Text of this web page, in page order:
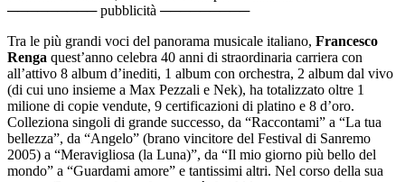
───────── pubblicità ─────────
Tra le più grandi voci del panorama musicale italiano, Francesco
Renga quest’anno celebra 40 anni di straordinaria carriera con
all’attivo 8 album d’inediti, 1 album con orchestra, 2 album dal vivo
(di cui uno insieme a Max Pezzali e Nek), ha totalizzato oltre 1
milione di copie vendute, 9 certificazioni di platino e 8 d’oro.
Colleziona singoli di grande successo, da “Raccontami” a “La tua
bellezza”, da “Angelo” (brano vincitore del Festival di Sanremo
2005) a “Meravigliosa (la Luna)”, da “Il mio giorno più bello del
mondo” a “Guardami amore” e tantissimi altri. Nel corso della sua